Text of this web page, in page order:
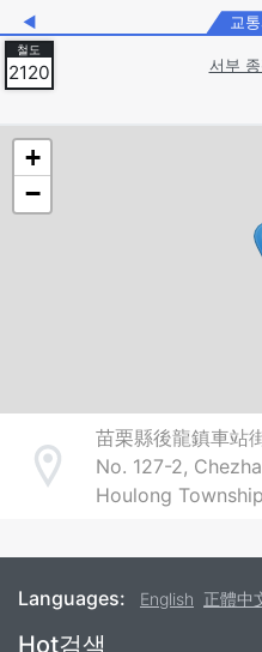
◀ 교
2120 서부
+
−
Address
苗栗縣後龍鎮車站
No. 127-2,
Houlong
Languages: English 正體中
Hot검색